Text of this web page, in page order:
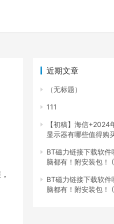
近期文章
（无标题）
111
【初稿】海信
显示器有哪些值得购
BT磁力链接下载软
脑都有！附安装包！
BT磁力链接下载软
脑都有！附安装包！